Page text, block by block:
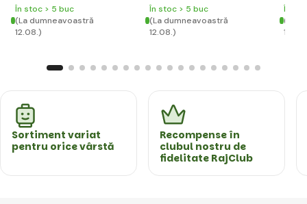
În stoc > 5 buc
(La dumneavoastră
12.08.)
În stoc > 5 buc
(La dumneavoastră
12.08.)
În
(La
Sortiment variat
pentru orice vârstă
Recompense în
clubul nostru de
fidelitate RajClub